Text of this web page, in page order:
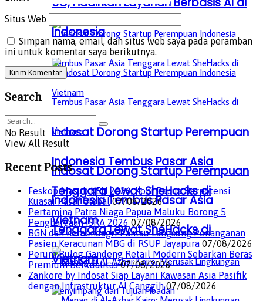
Indosat Dorong Startup Perempuan
Indonesia Tembus Pasar Asia
Tenggara Lewat SheHacks di
Vietnam
Indonesia
Indosat Dorong Startup Perempuan
Indonesia Tembus Pasar Asia
Tenggara Lewat SheHacks di
Vietnam
Situs Web
Simpan nama, email, dan situs web saya pada peramban
ini untuk komentar saya berikutnya.
Search
No Result
View All Result
Recent Posts
Feskop Masuk KEN 2026, Kopi Papua Berpotensi
Kuasai Pasar Global 07/08/2026
Pertamina Patra Niaga Papua Maluku Borong 5
Penghargaan ISRA 2026 07/08/2026
BGN dan Kemendagri Pantau Langsung Penanganan
Pasien Keracunan MBG di RSUP Jayapura 07/08/2026
Perum Bulog Gandeng Retail Modern Sebarkan Beras
Premium Berkualitas 07/08/2026
Zankore by Indosat Siap Layani Kawasan Asia Pasifik
dengan Infrastruktur AI Canggih 07/08/2026